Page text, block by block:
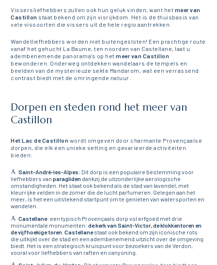
Vissersliefhebbers zullen ook hun geluk vinden, want het meer van
Castillon staat bekend om zijn visrijkdom. Het is de thuisbasis van
vele vissoorten die vissers uit de hele regio aantrekken.
Wandelliefhebbers worden niet buitengesloten! Een prachtige route
vanaf het gehucht La Baume, ten noorden van Castellane, laat u
adembenemende panorama’s op hetmeer van Castillon
bewonderen. Onderweg ontdekken wandelaars de tempels en
beelden van de mysterieuze sekte Mandarom, wat een verrassend
contrast biedt met de omringende natuur.
Dorpen en steden rond het meer van
Castillon
Het Lac de Castillon wordt omgeven door charmante Provençaalse
dorpen, die elk een unieke setting en gevarieerde activiteiten
bieden:
Saint-André-les-Alpes: Dit dorp is een populaire bestemming voor
liefhebbers vanparagliden dankzij de uitzonderlijke aerologische
omstandigheden. Het staat ook bekend als de stad van lavendel, met
kleurrijke velden in de zomer die de lucht parfumeren. Gelegen aan het
meer, is het een uitstekend startpunt om te genieten van watersporten en
wandelen.
Castellane: een typisch Provençaals dorp vol erfgoed met drie
monumentale monumenten:de kerk van Saint-Victor, de klokkentoren en
de vijfhoekige toren .Castellanestaat ook bekend om zijn iconische rots
die uitkijkt over de stad en een adembenemend uitzicht over de omgeving
biedt. Het is een strategisch kruispunt voor bezoekers van de Verdon,
vooral voor liefhebbers van raften en canyoning.